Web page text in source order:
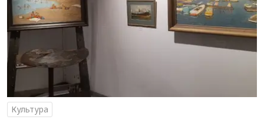
Культура